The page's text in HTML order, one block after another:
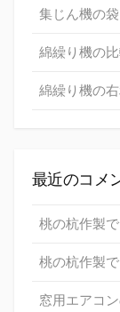
集じん機の
綿繰り機の
綿繰り機の
最近のコメ
桃の杭作製
桃の杭作製
窓用エアコ